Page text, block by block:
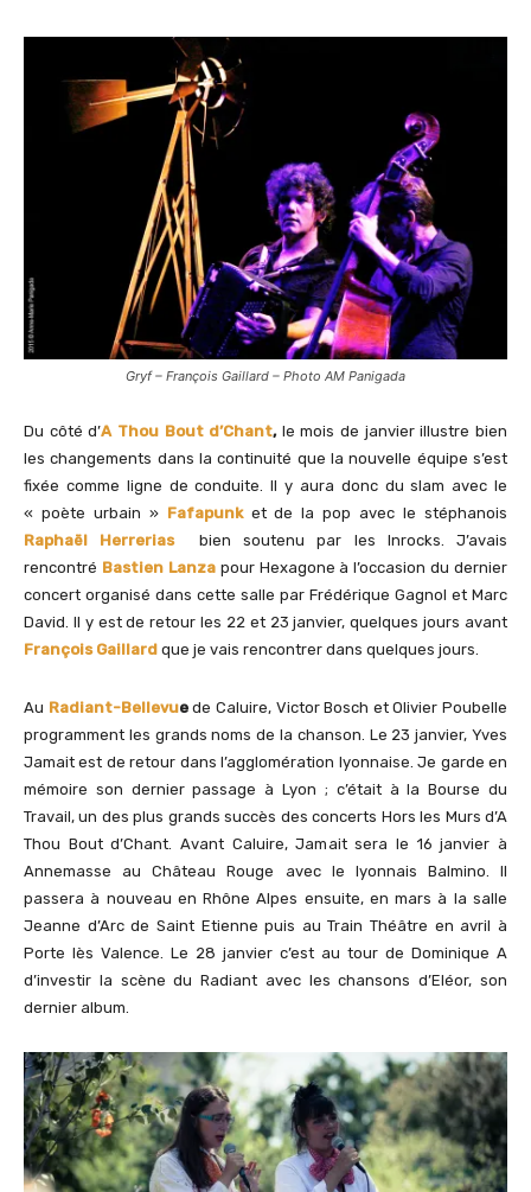
Gryf – François Gaillard – Photo AM Panigada
Du côté d’A Thou Bout d’Chant,le mois de janvier illustre bien
les changements dans la continuité que la nouvelle équipe s’est
fixée comme ligne de conduite. Il y aura donc du slam avec le
« poète urbain » Fafapunket de la pop avec le stéphanois
Raphaël Herreriasbien soutenu par les Inrocks. J’avais
rencontré Bastien Lanzapour Hexagone à l’occasion du dernier
concert organisé dans cette salle par Frédérique Gagnol et Marc
David. Il y est de retour les 22 et 23 janvier, quelques jours avant
François Gaillard que je vais rencontrer dans quelques jours.
Au Radiant-Bellevuede Caluire, Victor Bosch et Olivier Poubelle
programment les grands noms de la chanson. Le 23 janvier, Yves
Jamait est de retour dans l’agglomération lyonnaise. Je garde en
mémoire son dernier passage à Lyon ; c’était à la Bourse du
Travail, un des plus grands succès des concerts Hors les Murs d’A
Thou Bout d’Chant. Avant Caluire, Jamait sera le 16 janvier à
Annemasse au Château Rouge avec le lyonnais Balmino. Il
passera à nouveau en Rhône Alpes ensuite, en mars à la salle
Jeanne d’Arc de Saint Etienne puis au Train Théâtre en avril à
Porte lès Valence. Le 28 janvier c’est au tour de Dominique A
d’investir la scène du Radiant avec les chansons d’Eléor, son
dernier album.